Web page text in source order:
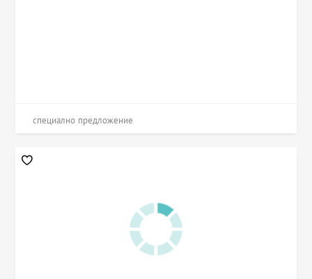
специално предложение